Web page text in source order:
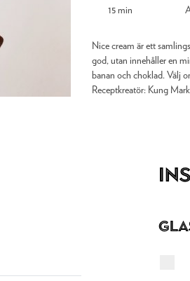
15 min
Nice cream är ett
god, utan innehåller en
banan och choklad. Välj
Receptkreatör: Kung